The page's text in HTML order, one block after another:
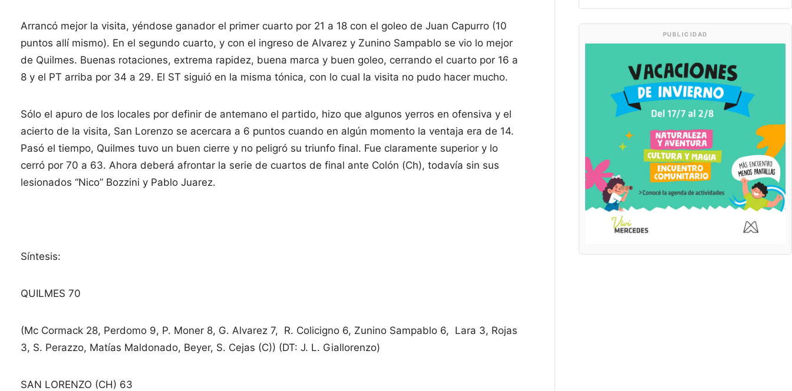
Arrancó mejor la visita, yéndose ganador el primer cuarto por 21 a 18 con el goleo de Juan Capurro (10
puntos allí mismo). En el segundo cuarto, y con el ingreso de Alvarez y Zunino Sampablo se vio lo mejor
de Quilmes. Buenas rotaciones, extrema rapidez, buena marca y buen goleo, cerrando el cuarto por 16 a
8 y el PT arriba por 34 a 29. El ST siguió en la misma tónica, con lo cual la visita no pudo hacer mucho.
Sólo el apuro de los locales por definir de antemano el partido, hizo que algunos yerros en ofensiva y el
acierto de la visita, San Lorenzo se acercara a 6 puntos cuando en algún momento la ventaja era de 14.
Pasó el tiempo, Quilmes tuvo un buen cierre y no peligró su triunfo final. Fue claramente superior y lo
cerró por 70 a 63. Ahora deberá afrontar la serie de cuartos de final ante Colón (Ch), todavía sin sus
lesionados “Nico” Bozzini y Pablo Juarez.
Síntesis:
QUILMES 70
(Mc Cormack 28, Perdomo 9, P. Moner 8, G. Alvarez 7, R. Colicigno 6, Zunino Sampablo 6, Lara 3, Rojas
3, S. Perazzo, Matías Maldonado, Beyer, S. Cejas (C)) (DT: J. L. Giallorenzo)
SAN LORENZO (CH) 63
PUBLICIDAD